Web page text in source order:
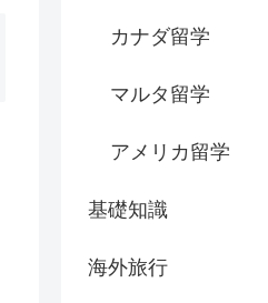
カナダ留学
マルタ留学
アメリカ留学
基礎知識
海外旅行